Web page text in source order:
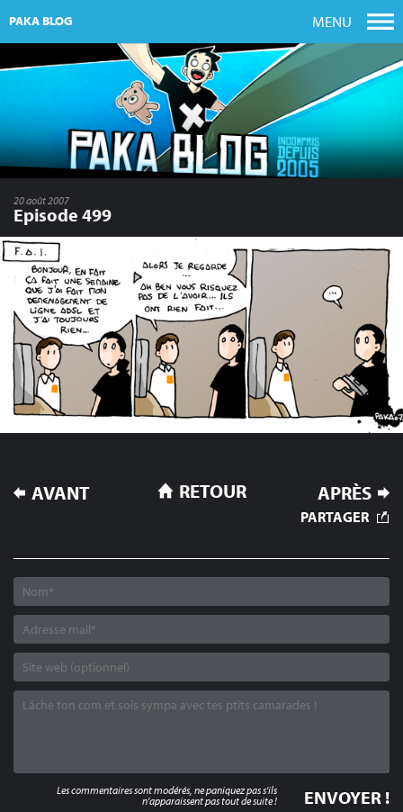
PAKA BLOG MENU
20 août 2007
Episode 499
NAVIGATION
DE
AVANT APRÈS
RETOUR
PARTAGER
Les commentaires sont modérés, ne paniquez pas s'ils
n'apparaissent pas tout de suite !